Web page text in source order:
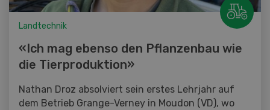
Landtechnik
«Ich mag ebenso den Pflanzenbau wie
die Tierproduktion»
Nathan Droz absolviert sein erstes Lehrjahr auf
dem Betrieb Grange-Verney in Moudon (VD), wo